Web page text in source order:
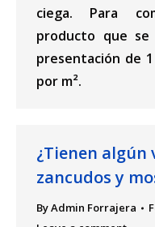
ciega. Para
producto que se
presentación de
por m².
¿Tienen algún
zancudos y
ByAdmin Forrajera